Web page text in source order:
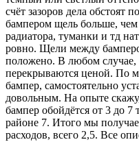
счёт зазоров дела обстоят
бампером щель больше,
радиатора, туманки и тд
ровно. Щели между
положено. В любом
перекрываются ценой. По
бампер, самостоятельно
довольным. На опыте
бампер обойдётся от 3 до
районе 7. Итого мы
расходов, всего 2,5. Все